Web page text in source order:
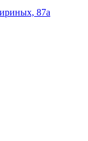
87а